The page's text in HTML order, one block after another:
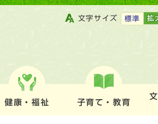
文字サイズ 標準 拡
健康・福祉 子育て・教育